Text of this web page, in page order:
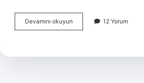
Devamını okuyun
nedir
yarar
12 Yorum